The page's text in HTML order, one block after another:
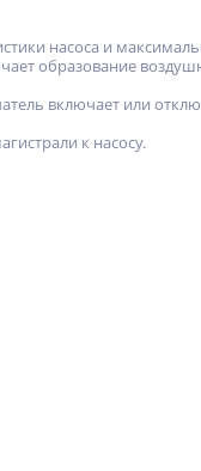
насоса и
образование
включает или
к насосу.